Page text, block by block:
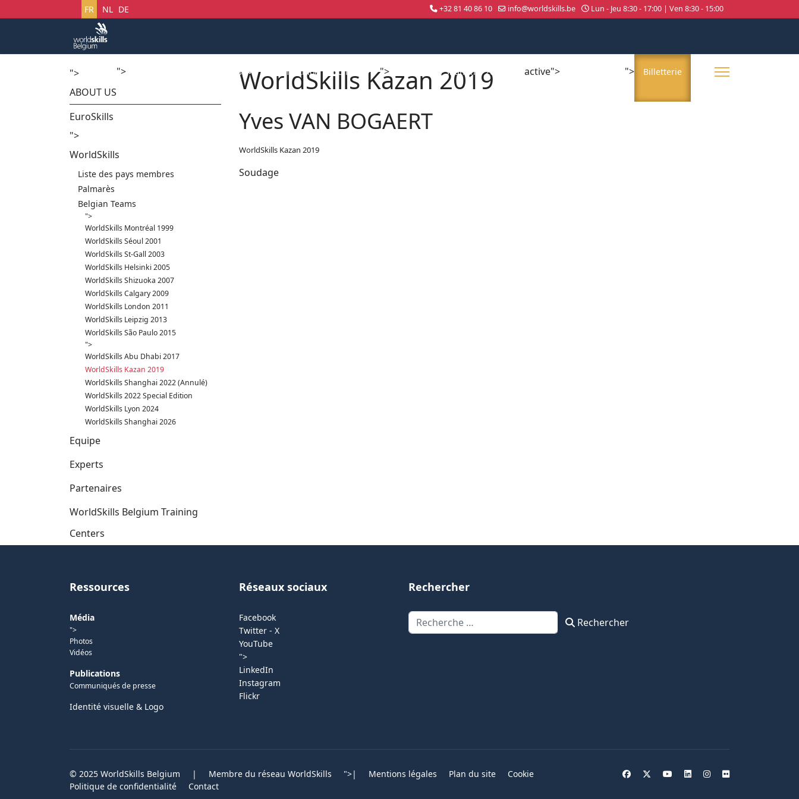
Sélectionnez votre langue
FR NL DE +32 81 40 86 10 info@worldskills.be Lun - Jeu 8:30 - 17:00 | Ven 8:30 - 15:00
"> Startech's Days Compétition nationale "> WorldSkills Shanghai 2026 active"> "> Billetterie
">
ABOUT US
EuroSkills
">
WorldSkills
Liste des pays membres
Palmarès
Belgian Teams
">
WorldSkills Montréal 1999
WorldSkills Séoul 2001
WorldSkills St-Gall 2003
WorldSkills Helsinki 2005
WorldSkills Shizuoka 2007
WorldSkills Calgary 2009
WorldSkills London 2011
WorldSkills Leipzig 2013
WorldSkills São Paulo 2015
">
WorldSkills Abu Dhabi 2017
WorldSkills Kazan 2019
WorldSkills Shanghai 2022 (Annulé)
WorldSkills 2022 Special Edition
WorldSkills Lyon 2024
WorldSkills Shanghai 2026
Equipe
Experts
Partenaires
WorldSkills Belgium Training
Centers
WorldSkills Kazan 2019
Yves VAN BOGAERT
WorldSkills Kazan 2019
Soudage
Ressources
Média
">
Photos
Vidéos
Publications
Communiqués de presse
Identité visuelle & Logo
Réseaux sociaux
Facebook
Twitter - X
YouTube
">
LinkedIn
Instagram
Flickr
Rechercher
Rechercher Rechercher
© 2025 WorldSkills Belgium | Membre du réseau WorldSkills ">| Mentions légales Plan du site
Cookie
Politique de confidentialité
Contact